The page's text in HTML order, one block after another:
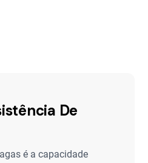
De
é a capacidade